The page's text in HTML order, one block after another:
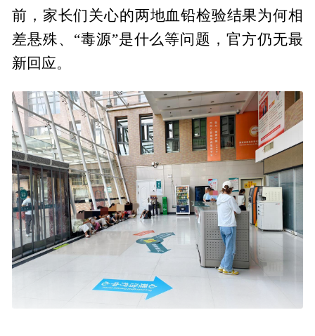
前，家长们关心的两地血铅检验结果为何相
差悬殊、“毒源”是什么等问题，官方仍无最
新回应。